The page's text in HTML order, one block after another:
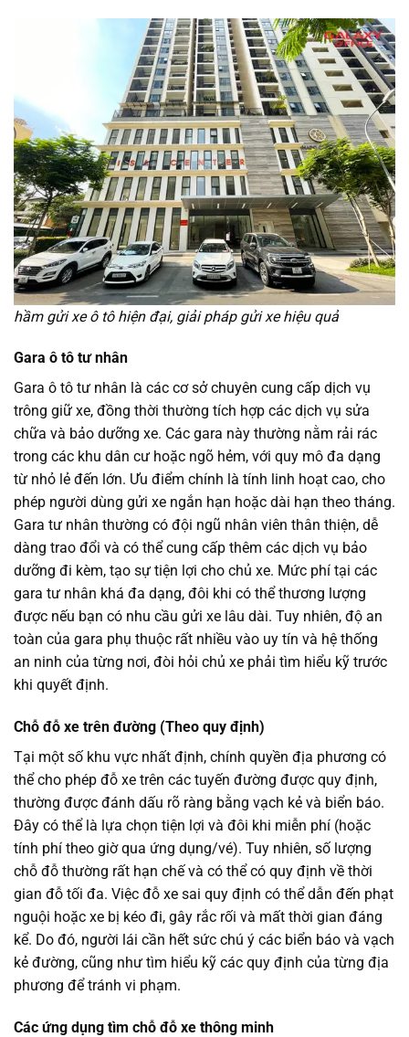
hầm gửi xe ô tô hiện đại, giải pháp gửi xe hiệu quả
Gara ô tô tư nhân
Gara ô tô tư nhân là các cơ sở chuyên cung cấp dịch vụ
trông giữ xe, đồng thời thường tích hợp các dịch vụ sửa
chữa và bảo dưỡng xe. Các gara này thường nằm rải rác
trong các khu dân cư hoặc ngõ hẻm, với quy mô đa dạng
từ nhỏ lẻ đến lớn. Ưu điểm chính là tính linh hoạt cao, cho
phép người dùng gửi xe ngắn hạn hoặc dài hạn theo tháng.
Gara tư nhân thường có đội ngũ nhân viên thân thiện, dễ
dàng trao đổi và có thể cung cấp thêm các dịch vụ bảo
dưỡng đi kèm, tạo sự tiện lợi cho chủ xe. Mức phí tại các
gara tư nhân khá đa dạng, đôi khi có thể thương lượng
được nếu bạn có nhu cầu gửi xe lâu dài. Tuy nhiên, độ an
toàn của gara phụ thuộc rất nhiều vào uy tín và hệ thống
an ninh của từng nơi, đòi hỏi chủ xe phải tìm hiểu kỹ trước
khi quyết định.
Chỗ đỗ xe trên đường (Theo quy định)
Tại một số khu vực nhất định, chính quyền địa phương có
thể cho phép đỗ xe trên các tuyến đường được quy định,
thường được đánh dấu rõ ràng bằng vạch kẻ và biển báo.
Đây có thể là lựa chọn tiện lợi và đôi khi miễn phí (hoặc
tính phí theo giờ qua ứng dụng/vé). Tuy nhiên, số lượng
chỗ đỗ thường rất hạn chế và có thể có quy định về thời
gian đỗ tối đa. Việc đỗ xe sai quy định có thể dẫn đến phạt
nguội hoặc xe bị kéo đi, gây rắc rối và mất thời gian đáng
kể. Do đó, người lái cần hết sức chú ý các biển báo và vạch
kẻ đường, cũng như tìm hiểu kỹ các quy định của từng địa
phương để tránh vi phạm.
Các ứng dụng tìm chỗ đỗ xe thông minh